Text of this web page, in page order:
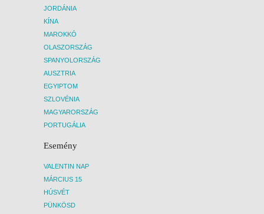
JORDÁNIA
KÍNA
MAROKKÓ
OLASZORSZÁG
SPANYOLORSZÁG
AUSZTRIA
EGYIPTOM
SZLOVÉNIA
MAGYARORSZÁG
PORTUGÁLIA
Esemény
VALENTIN NAP
MÁRCIUS 15
HÚSVÉT
PÜNKÖSD